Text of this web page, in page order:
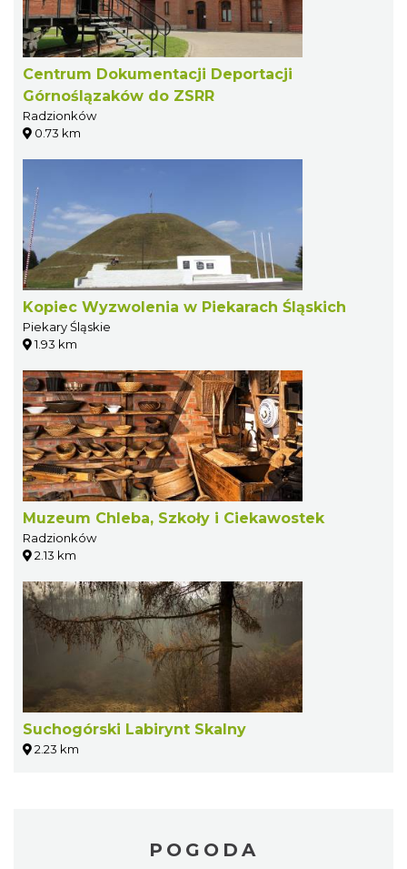
Centrum Dokumentacji Deportacji
Górnoślązaków do ZSRR
Radzionków
0.73 km
Kopiec Wyzwolenia w Piekarach Śląskich
Piekary Śląskie
1.93 km
Muzeum Chleba, Szkoły i Ciekawostek
Radzionków
2.13 km
Suchogórski Labirynt Skalny
2.23 km
POGODA